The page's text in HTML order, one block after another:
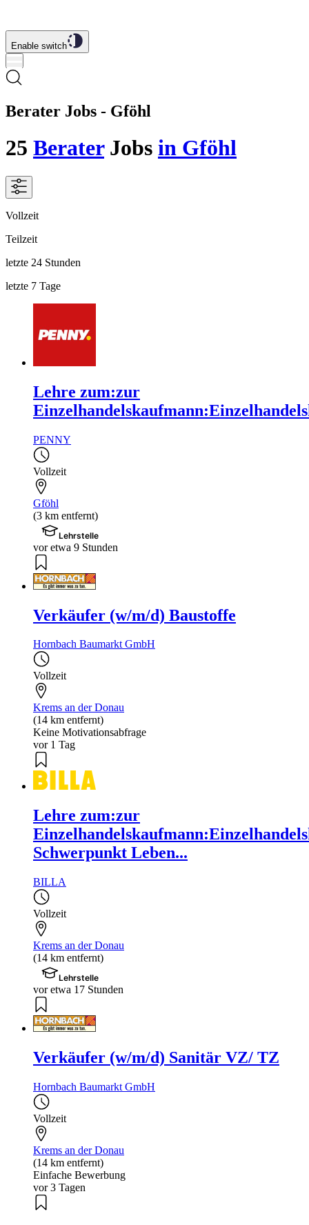
Enable switch
Berater Jobs - Gföhl
25 BeraterJobs in Gföhl
Vollzeit
Teilzeit
letzte 24 Stunden
letzte 7 Tage
Lehre zum:zur
PENNY
Vollzeit
Gföhl
(3 km entfernt)
Lehrstelle
vor etwa 9 Stunden
Verkäufer (w/m/d) Baustoffe
Hornbach Baumarkt GmbH
Vollzeit
Krems an der Donau
(14 km entfernt)
Keine Motivationsabfrage
vor 1 Tag
Lehre zum:zur
Schwerpunkt Leben...
BILLA
Vollzeit
Krems an der Donau
(14 km entfernt)
Lehrstelle
vor etwa 17 Stunden
Verkäufer (w/m/d) Sanitär VZ/ TZ
Hornbach Baumarkt GmbH
Vollzeit
Krems an der Donau
(14 km entfernt)
Einfache Bewerbung
vor 3 Tagen